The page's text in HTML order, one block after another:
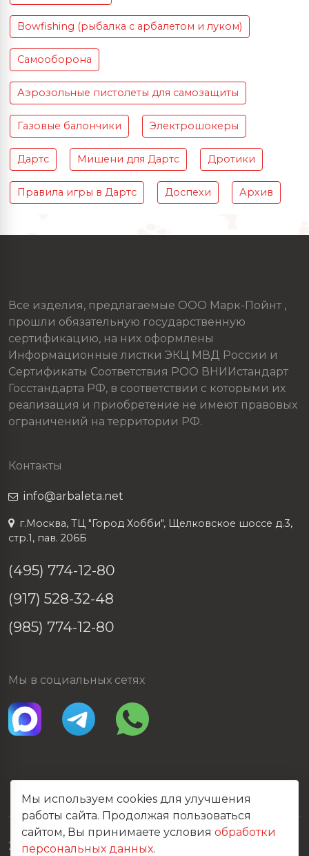
Bowfishing (рыбалка с арбалетом и луком)
Самооборона
Аэрозольные пистолеты для самозащиты
Газовые балончики Электрошокеры
Дартс Мишени для Дартс Дротики
Правила игры в Дартс Доспехи Архив
Все изделия, предлагаемые ООО Марк-Пойнт ,
прошли обязательную государственную
сертификацию, на них оформлены
Информационные листки ЭКЦ МВД России и
Сертификаты Соответствия РОО ВНИИстандарт
Госстандарта РФ, в соответствии с которыми их
реализация и приобретение не имеют правовых
ограничений на территории РФ.
Контакты
info@arbaleta.net
г.Москва, ТЦ "Город Хобби", Щелковское шоссе д.3,
стр.1, пав. 206Б
(495) 774-12-80
(917) 528-32-48
(985) 774-12-80
Мы в социальных сетях
2026 © Все права защищены
Мы используем cookies для улучшения
работы сайта. Продолжая пользоваться
сайтом, Вы принимаете условия обработки
персональных данных.